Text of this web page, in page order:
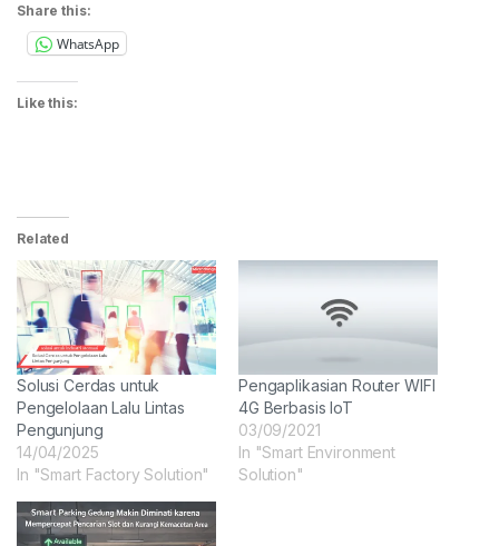
Share this:
WhatsApp
Like this:
Related
Solusi Cerdas untuk
Pengelolaan Lalu Lintas
Pengunjung
14/04/2025
In "Smart Factory Solution"
Pengaplikasian Router WIFI
4G Berbasis IoT
03/09/2021
In "Smart Environment
Solution"